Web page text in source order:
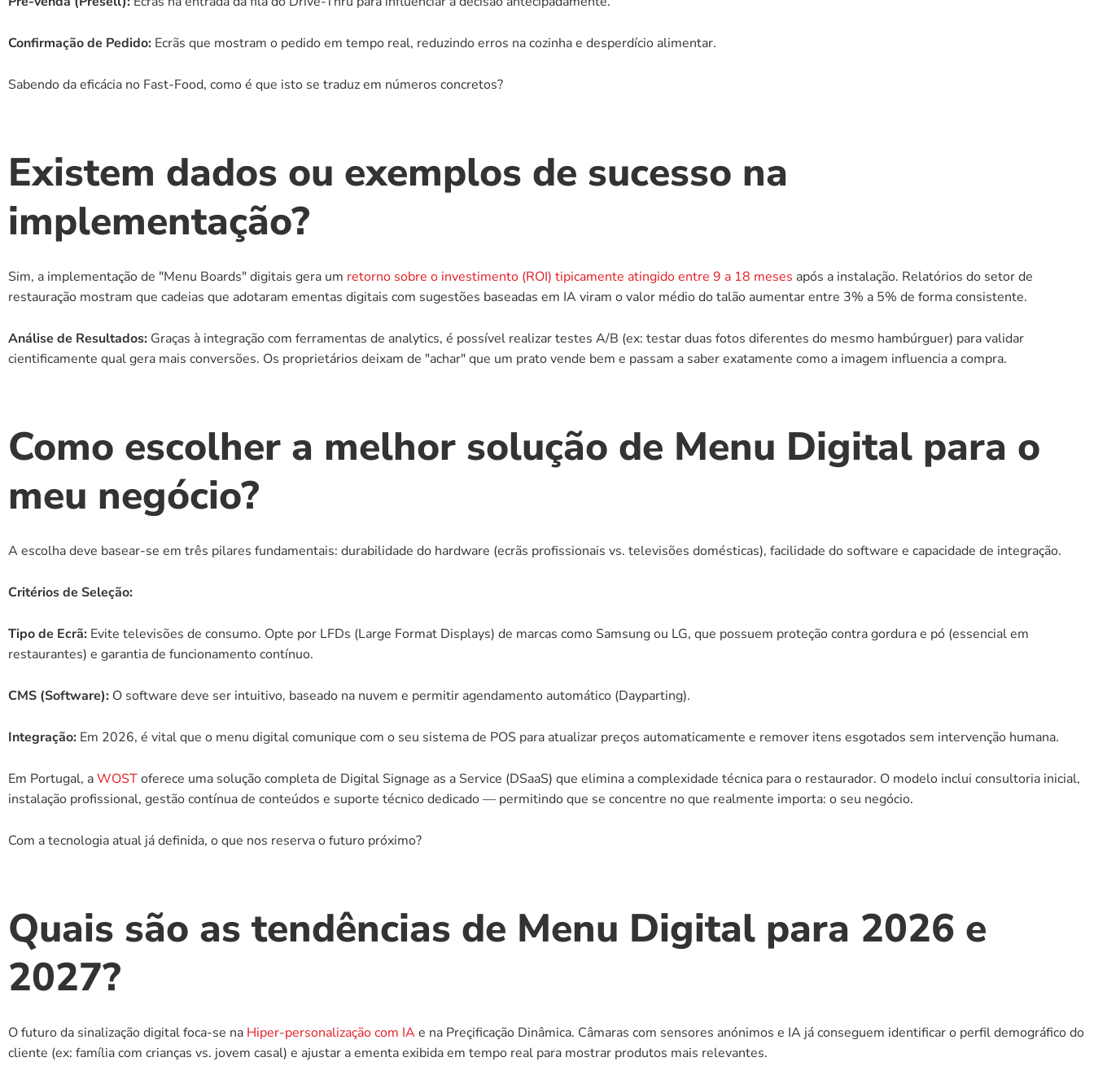
Confirmação de Pedido: Ecrãs que mostram o pedido em tempo real, reduzindo erros na cozinha e desperdício alimentar.
Sabendo da eficácia no Fast-Food, como é que isto se traduz em números concretos?
Existem dados ou exemplos de sucesso na
implementação?
Sim, a implementação de "Menu Boards" digitais gera um retorno sobre o investimento (ROI) tipicamente atingido entre 9 a 18 meses após a instalação. Relatórios do setor de
restauração mostram que cadeias que adotaram ementas digitais com sugestões baseadas em IA viram o valor médio do talão aumentar entre 3% a 5% de forma consistente.
Análise de Resultados: Graças à integração com ferramentas de analytics, é possível realizar testes A/B (ex: testar duas fotos diferentes do mesmo hambúrguer) para validar
cientificamente qual gera mais conversões. Os proprietários deixam de "achar" que um prato vende bem e passam a saber exatamente como a imagem influencia a compra.
Como escolher a melhor solução de Menu Digital para o
meu negócio?
A escolha deve basear-se em três pilares fundamentais: durabilidade do hardware (ecrãs profissionais vs. televisões domésticas), facilidade do software e capacidade de integração.
Critérios de Seleção:
Tipo de Ecrã: Evite televisões de consumo. Opte por LFDs (Large Format Displays) de marcas como Samsung ou LG, que possuem proteção contra gordura e pó (essencial em
restaurantes) e garantia de funcionamento contínuo.
CMS (Software): O software deve ser intuitivo, baseado na nuvem e permitir agendamento automático (Dayparting).
Integração: Em 2026, é vital que o menu digital comunique com o seu sistema de POS para atualizar preços automaticamente e remover itens esgotados sem intervenção humana.
Em Portugal, a WOST oferece uma solução completa de Digital Signage as a Service (DSaaS) que elimina a complexidade técnica para o restaurador. O modelo inclui consultoria inicial,
instalação profissional, gestão contínua de conteúdos e suporte técnico dedicado — permitindo que se concentre no que realmente importa: o seu negócio.
Com a tecnologia atual já definida, o que nos reserva o futuro próximo?
Quais são as tendências de Menu Digital para 2026 e
2027?
O futuro da sinalização digital foca-se na Hiper-personalização com IA e na Preçificação Dinâmica. Câmaras com sensores anónimos e IA já conseguem identificar o perfil demográfico do
cliente (ex: família com crianças vs. jovem casal) e ajustar a ementa exibida em tempo real para mostrar produtos mais relevantes.